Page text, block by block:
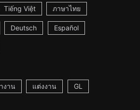
Tiếng Việt ภาษาไทย
Deutsch Español
งาน แต่งงาน GL